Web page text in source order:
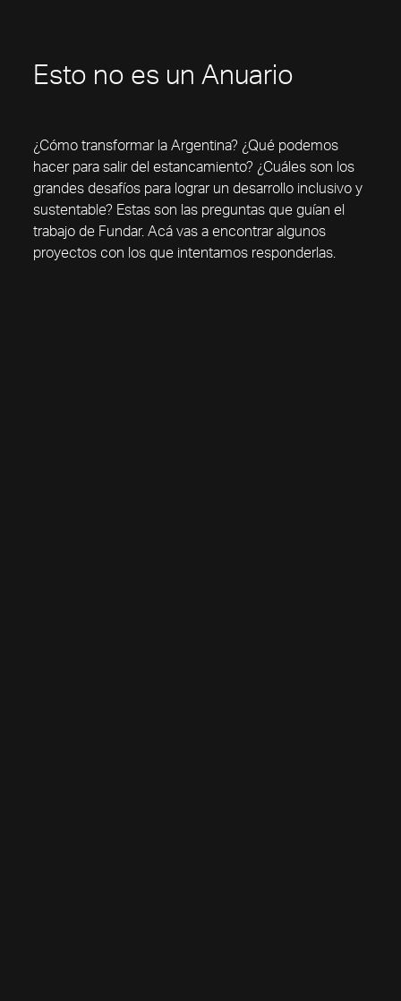
Esto no es un Anuario
¿Cómo transformar la Argentina? ¿Qué podemos
hacer para salir del estancamiento? ¿Cuáles son los
grandes desafíos para lograr un desarrollo inclusivo y
sustentable? Estas son las preguntas que guían el
trabajo de Fundar. Acá vas a encontrar algunos
proyectos con los que intentamos responderlas.